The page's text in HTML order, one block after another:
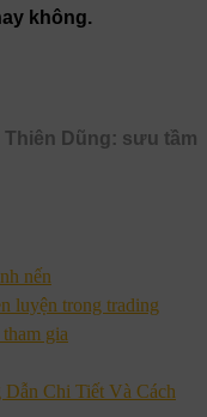
không.
Thiên Dũng: sưu tầm
nến
luyện trong trading
gia
Chi Tiết Và Cách